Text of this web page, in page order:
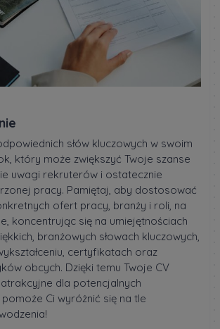
słów kluczowych w swoim
który może zwiększyć Twoje szanse
uwagi rekruterów i ostatecznie
pracy. Pamiętaj, aby dostosować
ofert pracy, branży i roli, na
koncentrując się na umiejętnościach
branżowych słowach kluczowych,
certyfikatach oraz
obcych. Dzięki temu Twoje CV
dla potencjalnych
Ci wyróżnić się na tle